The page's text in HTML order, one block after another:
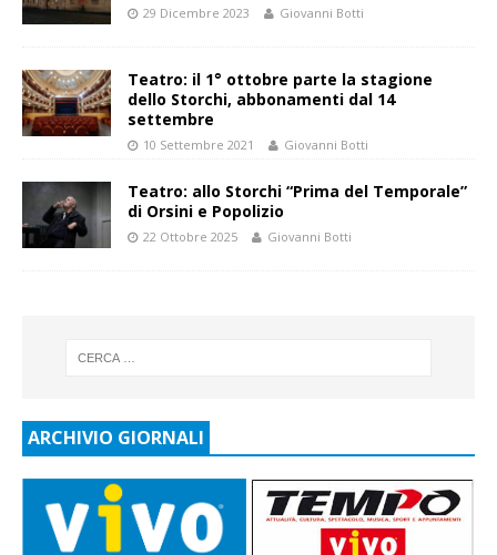
29 Dicembre 2023 Giovanni Botti
Teatro: il 1° ottobre parte la stagione
dello Storchi, abbonamenti dal 14
settembre
10 Settembre 2021 Giovanni Botti
Teatro: allo Storchi “Prima del Temporale”
di Orsini e Popolizio
22 Ottobre 2025 Giovanni Botti
ARCHIVIO GIORNALI